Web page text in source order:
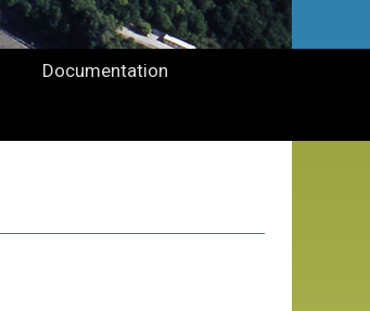
Documentation